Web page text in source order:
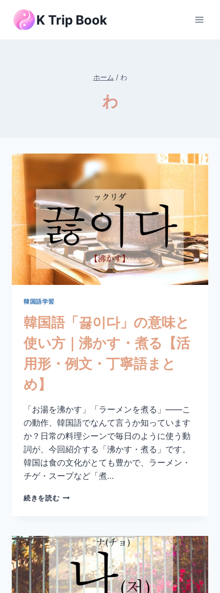
K Trip Book
ホーム / わ
わ
韓国語学習
韓国語「끓이다」の意味と
使い方｜沸かす・煮る【活
用形・例文・丁寧語まと
め】
「お湯を沸かす」「ラーメンを煮る」——こ
の動作、韓国語でなんて言うか知っています
か？日常の料理シーンで毎日のように使う動
詞が、今回紹介する「沸かす・煮る」です。
韓国は食の文化がとても豊かで、ラーメン・
チゲ・スープなど「煮…
続きを読む韓
이
다」
の
味
と